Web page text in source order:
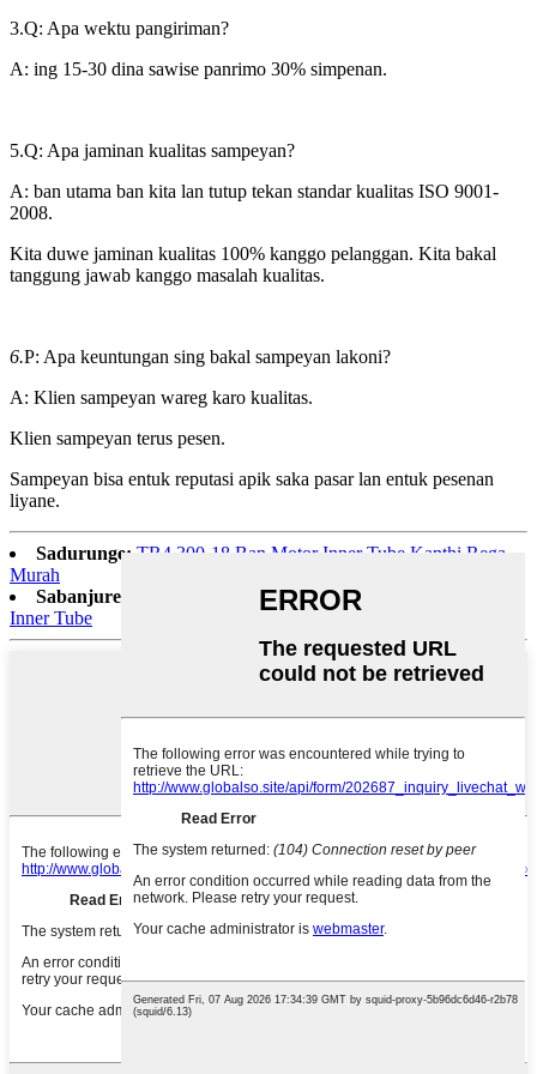
3.Q: Apa wektu pangiriman?
A: ing 15-30 dina sawise panrimo 30% simpenan.
5.Q: Apa jaminan kualitas sampeyan?
A: ban utama ban kita lan tutup tekan standar kualitas ISO 9001-
2008.
Kita duwe jaminan kualitas 100% kanggo pelanggan. Kita bakal
tanggung jawab kanggo masalah kualitas.
6.P: Apa keuntungan sing bakal sampeyan lakoni?
A: Klien sampeyan wareg karo kualitas.
Klien sampeyan terus pesen.
Sampeyan bisa entuk reputasi apik saka pasar lan entuk pesenan
liyane.
Sadurunge: TR4 300-18 Ban Motor Inner Tube Kanthi Rega
Murah
Sabanjure:
Thailand Road Bike 28*1.75/1 1/2 Ban Sepeda
Inner Tube